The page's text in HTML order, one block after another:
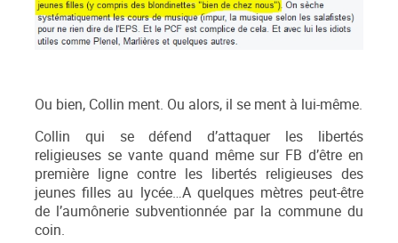
Ou bien, Collin ment. Ou alors, il se ment à lui-même.
Collin qui se défend d’attaquer les libertés
religieuses se vante quand même sur FB d’être en
première ligne contre les libertés religieuses des
jeunes filles au lycée…A quelques mètres peut-être
de l’aumônerie subventionnée par la commune du
coin.